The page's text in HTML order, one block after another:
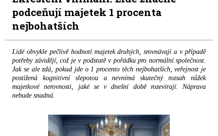
podceňují majetek 1 procenta
nejbohatších
Lidé obvykle pečlivě hodnotí majetek druhých, srovnávají a v případě
potřeby závidějí, což je v podstatě v pořádku pro normální společnost.
Jak se ale zdá, pokud jde o 1 procento těch nejbohatších, veřejnost je
postižená kognitivní slepotou a nevnímá skutečný rozsah nůžek
majetkové nerovnosti, jaké se v dnešní době rozevírají. Náprava
nebude snadná.